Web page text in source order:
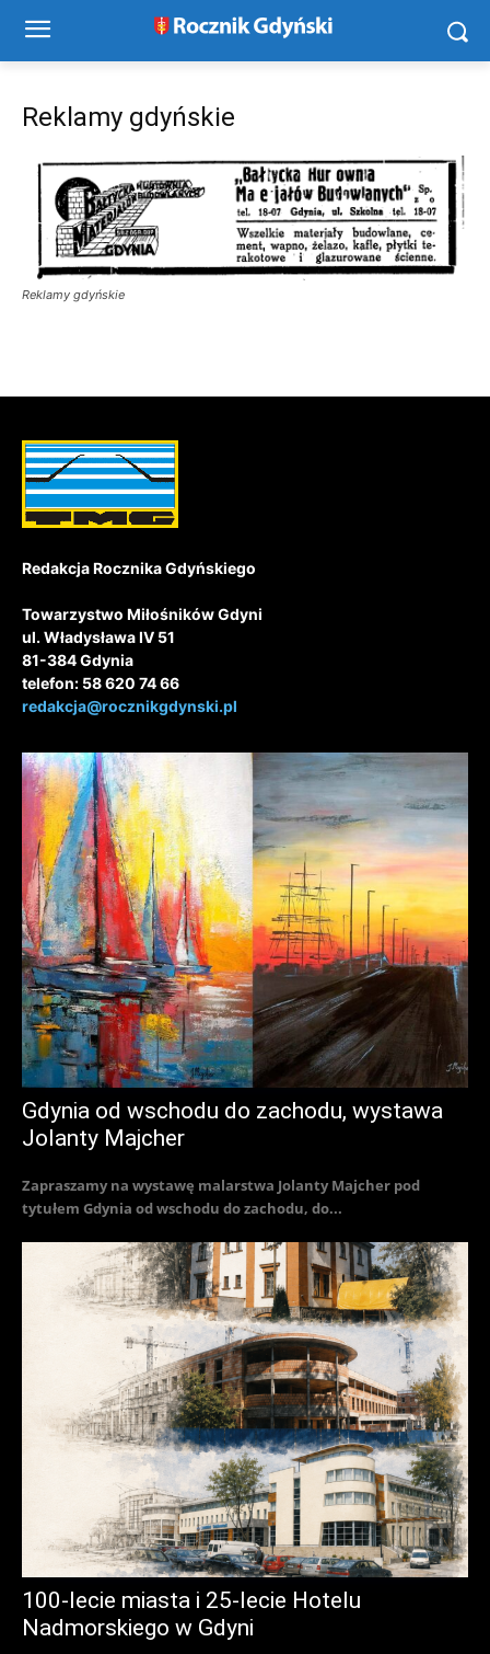
Reklamy gdyńskie
Reklamy gdyńskie
Redakcja Rocznika Gdyńskiego
Towarzystwo Miłośników Gdyni
ul. Władysława IV 51
81-384 Gdynia
telefon: 58 620 74 66
redakcja@rocznikgdynski.pl
Gdynia od wschodu do zachodu, wystawa
Jolanty Majcher
Zapraszamy na wystawę malarstwa Jolanty Majcher pod
tytułem Gdynia od wschodu do zachodu, do...
100-lecie miasta i 25-lecie Hotelu
Nadmorskiego w Gdyni